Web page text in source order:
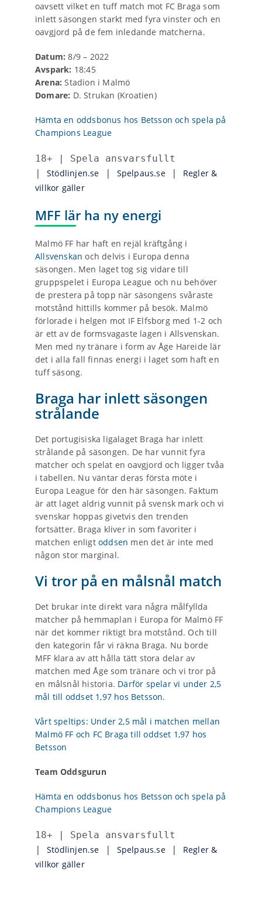
oavsett vilket en tuff match mot FC Braga som
inlett säsongen starkt med fyra vinster och en
oavgjord på de fem inledande matcherna.
Datum: 8/9 – 2022
Avspark: 18:45
Arena: Stadion i Malmö
Domare: D. Strukan (Kroatien)
Hämta en oddsbonus hos Betsson och spela på
Champions League
18+ | Spela ansvarsfullt
| Stödlinjen.se | Spelpaus.se | Regler &
villkor gäller
MFF lär ha ny energi
Malmö FF har haft en rejäl kräftgång i
Allsvenskan och delvis i Europa denna
säsongen. Men laget tog sig vidare till
gruppspelet i Europa League och nu behöver
de prestera på topp när säsongens svåraste
motstånd hittills kommer på besök. Malmö
förlorade i helgen mot IF Elfsborg med 1-2 och
är ett av de formsvagaste lagen i Allsvenskan.
Men med ny tränare i form av Åge Hareide lär
det i alla fall finnas energi i laget som haft en
tuff säsong.
Braga har inlett säsongen
strålande
Det portugisiska ligalaget Braga har inlett
strålande på säsongen. De har vunnit fyra
matcher och spelat en oavgjord och ligger tvåa
i tabellen. Nu väntar deras första möte i
Europa League för den här säsongen. Faktum
är att laget aldrig vunnit på svensk mark och vi
svenskar hoppas givetvis den trenden
fortsätter. Braga kliver in som favoriter i
matchen enligt oddsen men det är inte med
någon stor marginal.
Vi tror på en målsnål match
Det brukar inte direkt vara några målfyllda
matcher på hemmaplan i Europa för Malmö FF
när det kommer riktigt bra motstånd. Och till
den kategorin får vi räkna Braga. Nu borde
MFF klara av att hålla tätt stora delar av
matchen med Åge som tränare och vi tror på
en målsnål historia. Därför spelar vi under 2,5
mål till oddset 1,97 hos Betsson.
Vårt speltips: Under 2,5 mål i matchen mellan
Malmö FF och FC Braga till oddset 1,97 hos
Betsson
Team Oddsgurun
Hämta en oddsbonus hos Betsson och spela på
Champions League
18+ | Spela ansvarsfullt
| Stödlinjen.se | Spelpaus.se | Regler &
villkor gäller